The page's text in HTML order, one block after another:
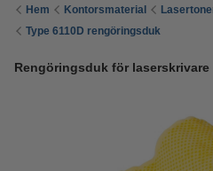
Hem Kontorsmaterial
Type 6110D rengöringsduk
Rengöringsduk för laserskrivare